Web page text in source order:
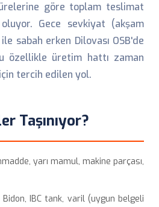
göre toplam teslimat
Gece sevkiyat (akşam
sabah erken Dilovası OSB'de
özellikle üretim hattı zaman
tercih edilen yol.
Taşınıyor?
yarı mamul, makine parçası,
Bidon, IBC tank, varil (uygun belgeli